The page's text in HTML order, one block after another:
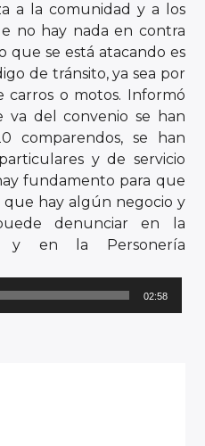
a la comunidad y a los
no hay nada en contra
que se está atacando es
de tránsito, ya sea por
carros o motos. Informó
del convenio se han
comparendos, se han
y de servicio
fundamento para que
que hay algún negocio y
denunciar en la
y en la Personería
02:58